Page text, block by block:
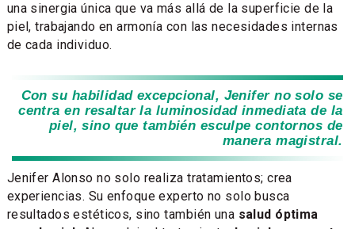
una sinergia única que va más allá de la superficie de la
piel, trabajando en armonía con las necesidades internas
de cada individuo.
Con su habilidad excepcional, Jenifer no solo se
centra en resaltar la luminosidad inmediata de la
piel, sino que también esculpe contornos de
manera magistral.
Jenifer Alonso no solo realiza tratamientos; crea
experiencias. Su enfoque experto no solo busca
resultados estéticos, sino también una salud óptima